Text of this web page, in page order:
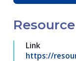
Link
https://